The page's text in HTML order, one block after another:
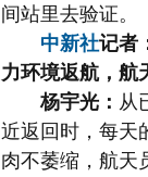
间站里去验证。
中新社记者
力环境返航，航
杨宇光： 从
近返回时，每天
肉不萎缩，航天